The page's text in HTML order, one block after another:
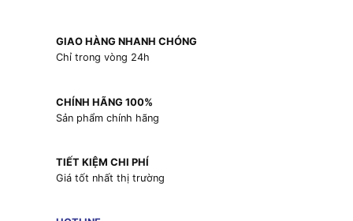
GIAO HÀNG NHANH CHÓNG
Chỉ trong vòng 24h
CHÍNH HÃNG 100%
Sản phẩm chính hãng
TIẾT KIỆM CHI PHÍ
Giá tốt nhất thị trường